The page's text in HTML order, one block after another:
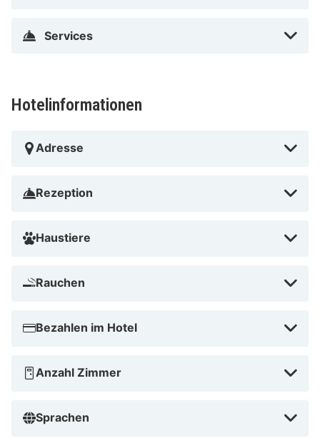
Services
Hotelinformationen
Adresse
Rezeption
Haustiere
Rauchen
Bezahlen im Hotel
Anzahl Zimmer
Sprachen